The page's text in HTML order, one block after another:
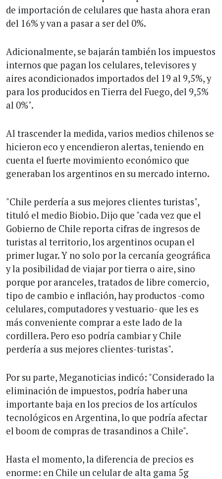
de importación de celulares que hasta ahora eran
del 16% y van a pasar a ser del 0%.
Adicionalmente, se bajarán también los impuestos
internos que pagan los celulares, televisores y
aires acondicionados importados del 19 al 9,5%, y
para los producidos en Tierra del Fuego, del 9,5%
al 0%".
Al trascender la medida, varios medios chilenos se
hicieron eco y encendieron alertas, teniendo en
cuenta el fuerte movimiento económico que
generaban los argentinos en su mercado interno.
"Chile perdería a sus mejores clientes turistas",
tituló el medio Biobio. Dijo que "cada vez que el
Gobierno de Chile reporta cifras de ingresos de
turistas al territorio, los argentinos ocupan el
primer lugar. Y no solo por la cercanía geográfica
y la posibilidad de viajar por tierra o aire, sino
porque por aranceles, tratados de libre comercio,
tipo de cambio e inflación, hay productos -como
celulares, computadores y vestuario- que les es
más conveniente comprar a este lado de la
cordillera. Pero eso podría cambiar y Chile
perdería a sus mejores clientes-turistas".
Por su parte, Meganoticias indicó: "Considerado la
eliminación de impuestos, podría haber una
importante baja en los precios de los artículos
tecnológicos en Argentina, lo que podría afectar
el boom de compras de trasandinos a Chile".
Hasta el momento, la diferencia de precios es
enorme: en Chile un celular de alta gama 5g